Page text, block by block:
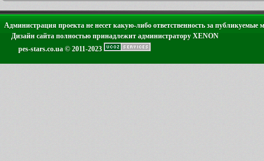
Администрация проекта не несет какую-либо ответственность за публикуемые
Дизайн сайта полностью принадлежит администратору XENON
pes-stars.co.ua © 2011-2023